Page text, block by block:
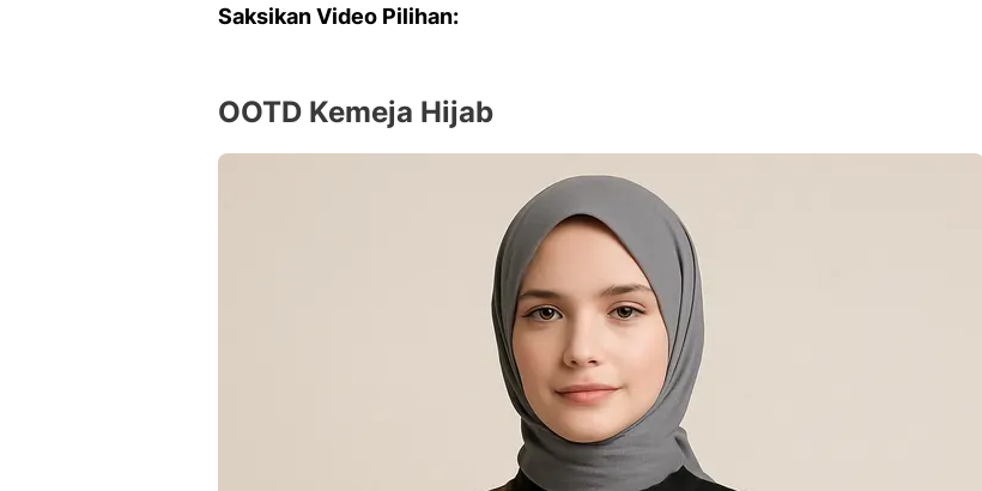
Saksikan Video Pilihan:
OOTD Kemeja Hijab